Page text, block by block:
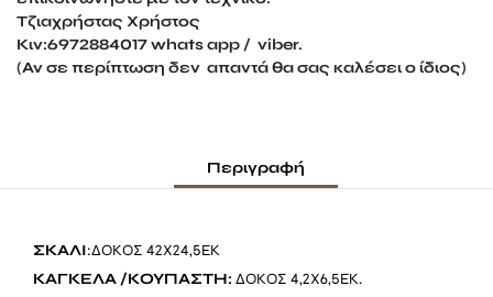
Τζιαχρήστας Χρήστος
Κιν:6972884017 whats app / viber.
(Αν σε περίπτωση δεν απαντά θα σας καλέσει ο ίδιος)
Περιγραφή
ΣΚΑΛΙ:ΔΟΚΟΣ 42Χ24,5ΕΚ
ΚΑΓΚΕΛΑ /ΚΟΥΠΑΣΤΗ: ΔΟΚΟΣ 4,2Χ6,5ΕΚ.